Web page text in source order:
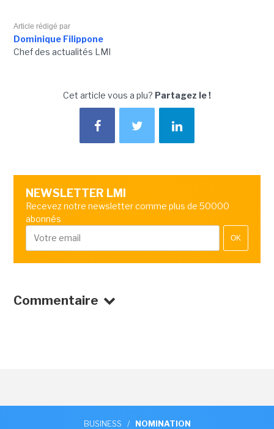
Article rédigé par
Dominique Filippone
Chef des actualités LMI
Cet article vous a plu? Partagez le !
NEWSLETTER LMI
Recevez notre newsletter comme plus de 50000
abonnés
OK
Commentaire
BUSINESS / NOMINATION